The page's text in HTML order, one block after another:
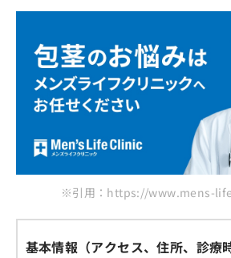
※引用：https://www.mens-
基本情報（アクセス、住所、診療